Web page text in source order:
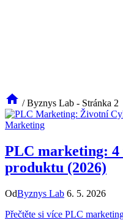
/ Byznys Lab - Stránka 2
Marketing
PLC marketing: 4
produktu (2026)
OdByznys Lab 6. 5. 2026
Přečtěte si více PLC